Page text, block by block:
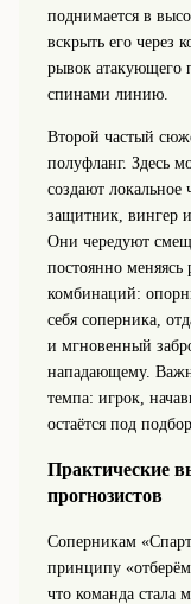
поднимается в
вскрыть его через
рывок атакующего
спинами линию.
Второй частый
полуфланг. Здесь
создают
защитник, вингер
Они чередуют
постоянно
комбинаций:
себя соперника,
и мгновенный
нападающему.
темпа: игрок,
остаётся под
Практические
прогнозистов
Соперникам
принципу
что команда стала